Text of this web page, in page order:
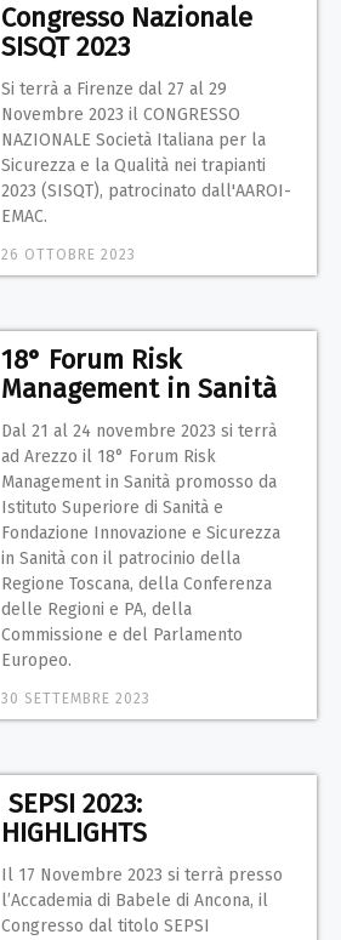
Congresso Nazionale
SISQT 2023
Si terrà a Firenze dal 27 al 29
Novembre 2023 il CONGRESSO
NAZIONALE Società Italiana per la
Sicurezza e la Qualità nei trapianti
2023 (SISQT), patrocinato dall'AAROI-
EMAC.
26 OTTOBRE 2023
18° Forum Risk
Management in Sanità
Dal 21 al 24 novembre 2023 si terrà
ad Arezzo il 18° Forum Risk
Management in Sanità promosso da
Istituto Superiore di Sanità e
Fondazione Innovazione e Sicurezza
in Sanità con il patrocinio della
Regione Toscana, della Conferenza
delle Regioni e PA, della
Commissione e del Parlamento
Europeo.
30 SETTEMBRE 2023
SEPSI 2023:
HIGHLIGHTS
Il 17 Novembre 2023 si terrà presso
l’Accademia di Babele di Ancona, il
Congresso dal titolo SEPSI